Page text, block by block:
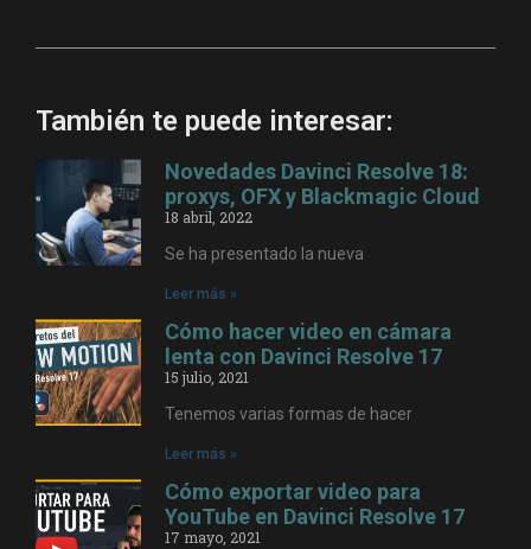
También te puede interesar:
Novedades Davinci Resolve 18:
proxys, OFX y Blackmagic Cloud
18 abril, 2022
Se ha presentado la nueva
Leer más »
Cómo hacer video en cámara
lenta con Davinci Resolve 17
15 julio, 2021
Tenemos varias formas de hacer
Leer más »
Cómo exportar video para
YouTube en Davinci Resolve 17
17 mayo, 2021